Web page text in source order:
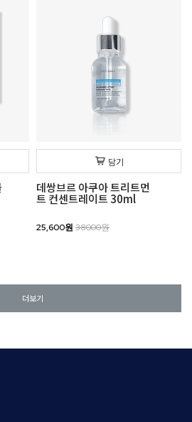
담기
데쌍브르 아쿠아 트리트먼
트 컨센트레이트 30ml
25,600원 38000원
더보기